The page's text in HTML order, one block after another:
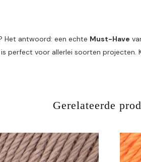
Het antwoord: een echte Must-Have
perfect voor allerlei soorten
Gerelateerde